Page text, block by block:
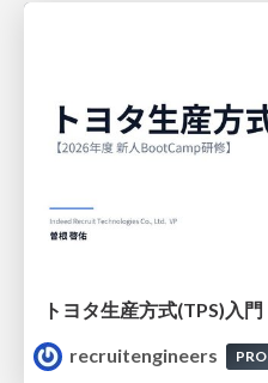
トヨタ⽣産⽅式(TPS)⼊⾨
recruitengineers
PRO